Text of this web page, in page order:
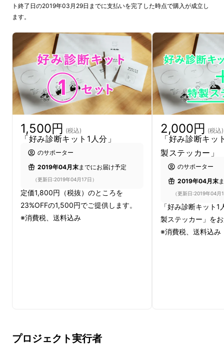
②3種類を飲み比べたら、どの豆が一番美味し
かったか、情報に頼らず、あなたの舌だけで
選んでください。
ト終了日の2019年03月29日までに支払いを完了した時点で購入が成立し
ます。
1,500円 (税込)
「好み診断キット1人分」
のサポーター
2019年04月末までにお届け予定
（更新日:2019年04月17日）
定価1,800円（税抜）のところを
23%OFFの1,500円でご提供します。
※消費税、送料込み
2,000円 (税込)
「好み診断キッ
製ステッカー」
のサポーター
2019年04月末
（更新日:2019年04月
「好み診断キット
製ステッカー」を
※消費税、送料込み
プロジェクト実行者